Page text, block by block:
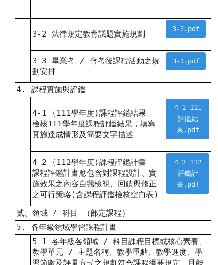
3-2 法律規定教育議題實施規劃
3-2.pdf
3-3 畢業考 / 會考後課程活動之規
劃安排
3-3.pdf
4. 課程實施與評鑑
4-1 (111學年度)課程評鑑結果
檢核111學年度課程評鑑結果，填寫
實施達成情形及簡要文字描述
4-1-111
評鑑結
果.pdf
4-2 (112學年度)課程評鑑計畫
課程評鑑計畫應包含對課程設計、實
施效果之內容自我檢視、回饋與修正
之可行策略(含課程評鑑檢核空白表)
4-2-112
評鑑計
畫.pdf
貳、領域 / 科目 （部定課程）
5. 各年級領域學習課程計畫
5-1 各年級各領域 / 科目課程目標或核心素養、
教學單元 / 主題名稱、教學重點、教學進度、學
習節數及評量方式之規劃符合課程綱要規定，且能